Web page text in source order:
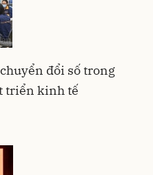
đổi số trong
triển kinh tế